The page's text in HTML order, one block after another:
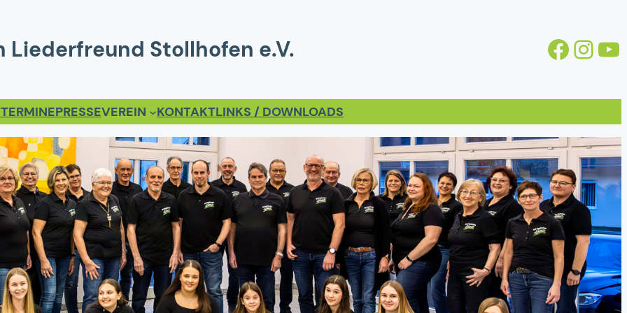
Liederfreund Stollhofen e.V. Facebook https://www.instagram.com/gv.stollhofen/ YouTube
TERMINEPRESSEVEREIN KONTAKTLINKS / DOWNLOADS